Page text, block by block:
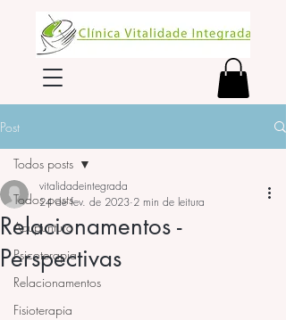
Post
Todos posts
Acupuntura
Psicoterapia
Relacionamentos
Fisioterapia
Todos posts
Relacionamentos -
Perspectivas
vitalidadeintegrada
24 de fev. de 2023 2 min de leitura